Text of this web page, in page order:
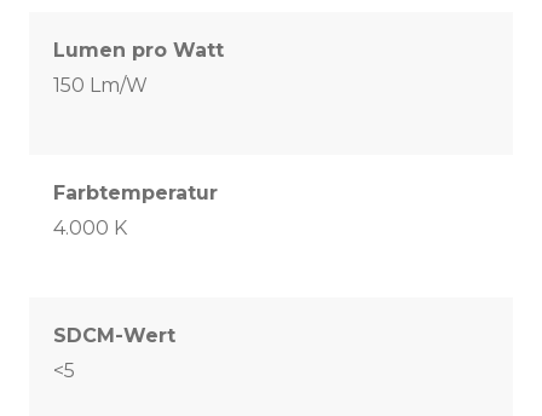
Lumen pro Watt
150 Lm/W
Farbtemperatur
4.000 K
SDCM-Wert
<5